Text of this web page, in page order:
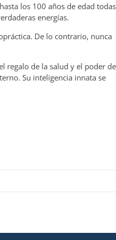
los 100 años de edad
energías.
De lo contrario, nunca
regalo de la salud y el poder de
Su inteligencia innata se